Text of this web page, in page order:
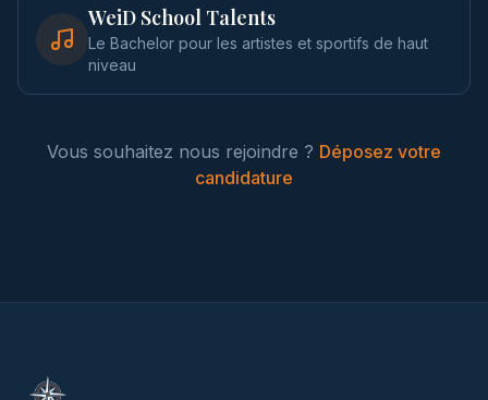
WeiD School Talents
Le Bachelor pour les artistes et sportifs de haut
niveau
Vous souhaitez nous rejoindre ? Déposez votre
candidature